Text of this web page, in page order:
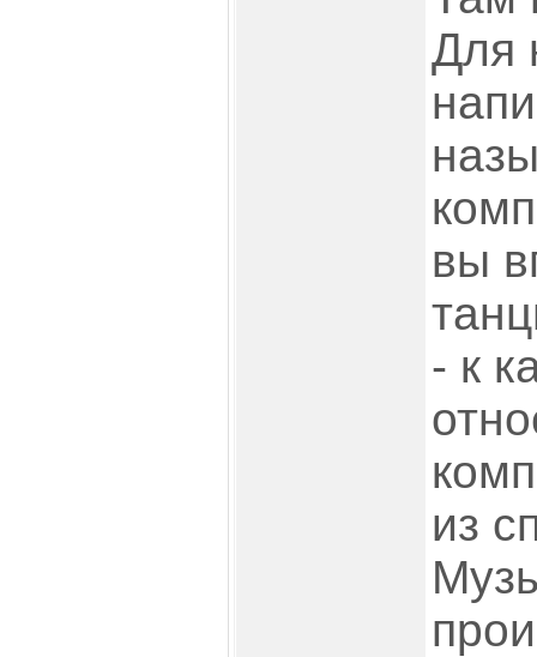
Для
вы
- к
из